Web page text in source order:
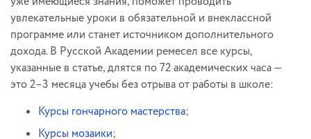
увлекательные уроки в обязательной и внеклассной
программе или станет источником дополнительного
дохода. В Русской Академии ремесел все курсы,
указанные в статье, длятся по 72 академических часа —
это 2–3 месяца учебы без отрыва от работы в школе:
Курсы гончарного мастерства;
Курсы мозаики;